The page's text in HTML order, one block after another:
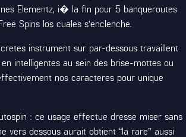
Elementz, i� la fin pour 5 banqueroutes
Spins los cuales s’enclenche.
instrument sur par-dessous travaillent
intelligentes au sein des brise-mottes ou
nos caracteres pour unique
: ce usage effectue dresse miser sans
vers dessous aurait obtient “la rare” aussi